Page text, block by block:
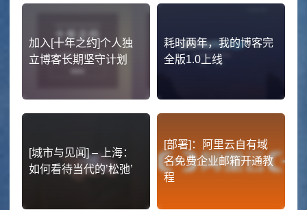
加入[十年之约]个人独
立博客长期坚守计划
耗时两年，我的博客完
全版1.0上线
[城市与见闻] – 上海：
如何看待当代的’松弛’
[部署]：阿里云自有域
名免费企业邮箱开通教
程